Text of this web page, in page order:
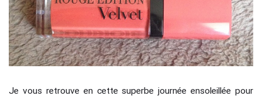
Je vous retrouve en cette superbe journée ensoleillée pour